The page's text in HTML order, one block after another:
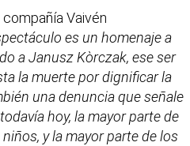
Vaivén
es un homenaje a
a Janusz Kòrczak, ese ser
la muerte por dignificar la
una denuncia que señale
hoy, la mayor parte de
y la mayor parte de los